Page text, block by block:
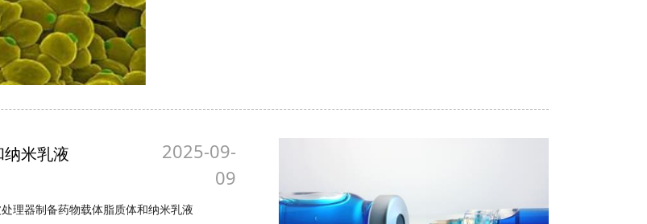
米乳液
2025-09-
09
理器制备药物载体脂质体和纳米乳液